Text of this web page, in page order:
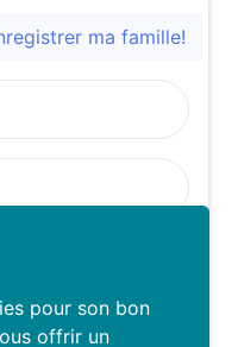
pour son bon
offrir un
ma famille!